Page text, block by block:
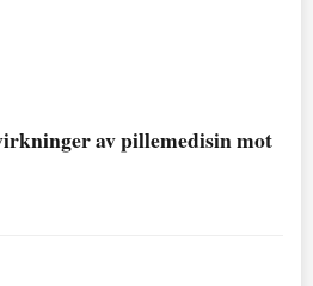
av pillemedisin mot